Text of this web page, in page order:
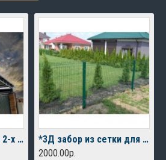
Навес с фризом для 2-х автомобилей
*3Д забор из сетки для дачного дома
2000.00р.